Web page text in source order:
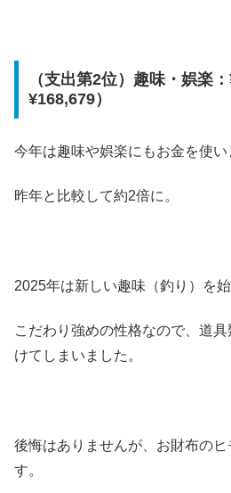
（支出第2位）趣味・娯楽
¥168,679）
今年は趣味や娯楽にもお金を使い
昨年と比較して約2倍に。
2025年は新しい趣味（釣り）を始
こだわり強めの性格なので、道
けてしまいました。
後悔はありませんが、お財布の
す。